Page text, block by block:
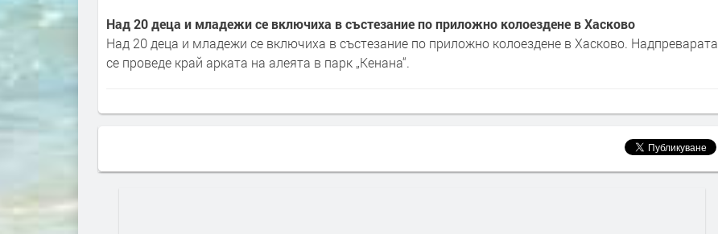
Над 20 деца и младежи се включиха в състезание по приложно колоездене в Хасково
Над 20 деца и младежи се включиха в състезание по приложно колоездене в Хасково. Надпреварата
се проведе край арката на алеята в парк „Кенана“.